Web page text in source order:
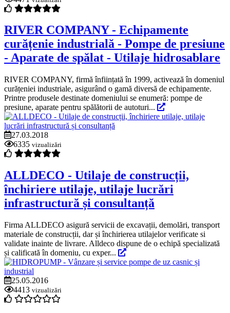
RIVER COMPANY - Echipamente
curățenie industrială - Pompe de presiune
- Aparate de spălat - Utilaje hidrosablare
RIVER COMPANY, firmă înființată în 1999, activează în domeniul
curățeniei industriale, asigurând o gamă diversă de echipamente.
Printre produsele destinate domeniului se enumeră: pompe de
presiune, aparate pentru spălătorii de autoturi...
27.03.2018
6335 vizualizări
ALLDECO - Utilaje de construcții,
închiriere utilaje, utilaje lucrări
infrastructură și consultanță
Firma ALLDECO asigură servicii de excavații, demolări, transport
materiale de construcții, dar și închirierea utilajelor verificate si
validate inainte de livrare. Alldeco dispune de o echipă specializată
și calificată în domeniu, cu exper...
25.05.2016
4413 vizualizări